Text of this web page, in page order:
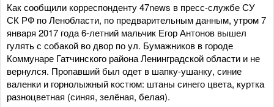
Как сообщили корреспонденту 47news в пресс-службе СУ
СК РФ по Ленобласти, по предварительным данным, утром 7
января 2017 года 6-летний мальчик Егор Антонов вышел
гулять с собакой во двор по ул. Бумажников в городе
Коммунаре Гатчинского района Ленинградской области и не
вернулся. Пропавший был одет в шапку-ушанку, синие
валенки и горнолыжный костюм: штаны синего цвета, куртка
разноцветная (синяя, зелёная, белая).